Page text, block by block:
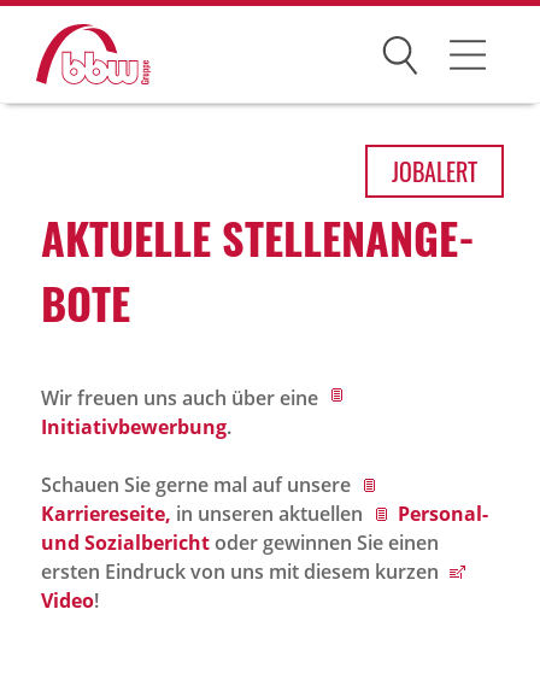
Suchen
Über uns
Historie
bbw als Arbeitgeber
Jobportal
Presse und Medien
JOBALERT
AKTU­ELLE STEL­LEN­AN­GE­
BOTE
Wir freuen uns auch über eine
Initiativbewerbung.
Schauen Sie gerne mal auf unsere
Karriereseite, in unseren aktuellen
Personal-
und Sozialberichtoder gewinnen Sie einen
ersten Eindruck von uns mit diesem kurzen
Video!